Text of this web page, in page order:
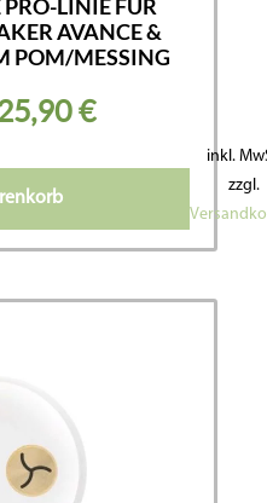
LINIE FÜR
AVANCE &
POM/MESSING
€
inkl.
zzgl.